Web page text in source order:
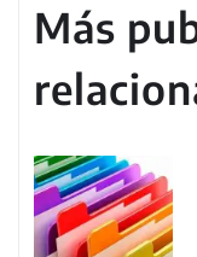
Más